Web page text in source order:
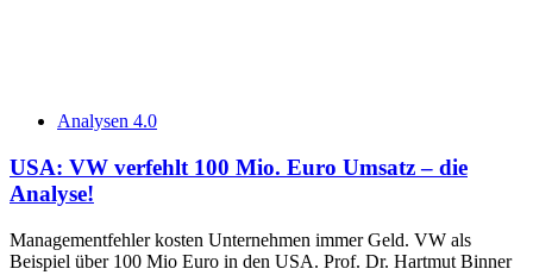
Analysen 4.0
USA: VW verfehlt 100 Mio. Euro Umsatz – die
Analyse!
Managementfehler kosten Unternehmen immer Geld. VW als
Beispiel über 100 Mio Euro in den USA. Prof. Dr. Hartmut Binner